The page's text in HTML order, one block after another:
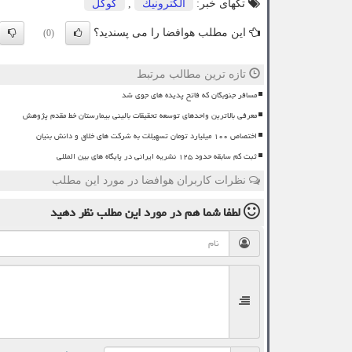
تگهای خبر: الكترونیك گوگل
این مطلب هوافضا را می پسندید؟ (0)
تازه ترین مطالب مرتبط
مسافر جنوبگان که فاتح پدیده های جوی شد
معرفی بالاترین واحدهای توسعه تحقیقات بالینی بیمارستان خط مقدم پژوهش
اختصاص ۱۰۰ میلیارد تومان تسهیلات به شرکت های خلاق و دانش بنیان
ثبت کم سابقه حدود ۱۲۵ نشریه ایرانی در پایگاه های بین المللی
نظرات کاربران هوافضا در مورد این مطلب
لطفا شما همدر مورد این مطلبنظر دهید